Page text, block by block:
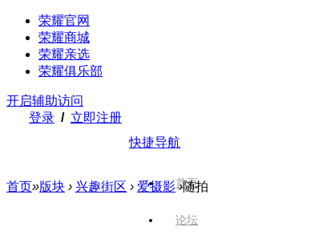
荣耀官网
荣耀商城
荣耀亲选
荣耀俱乐部
开启辅助访问
登录 / 立即注册
快捷导航
首页
论坛
首页»版块 › 兴趣街区 › 爱摄影 ›随拍